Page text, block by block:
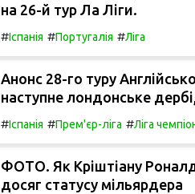
на 26-й тур Ла Ліги.
#Іспанія #Португалія #Ліга
Анонс 28-го туру
наступне лондонське
#Іспанія #Прем'єр-ліга #Ліга
ФОТО. Як Кріштіану
досяг статусу мільярдера